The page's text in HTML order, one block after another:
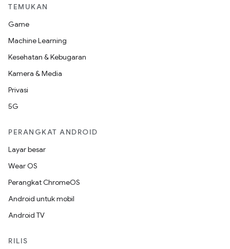
TEMUKAN
Game
Machine Learning
Kesehatan & Kebugaran
Kamera & Media
Privasi
5G
PERANGKAT ANDROID
Layar besar
Wear OS
Perangkat ChromeOS
Android untuk mobil
Android TV
RILIS